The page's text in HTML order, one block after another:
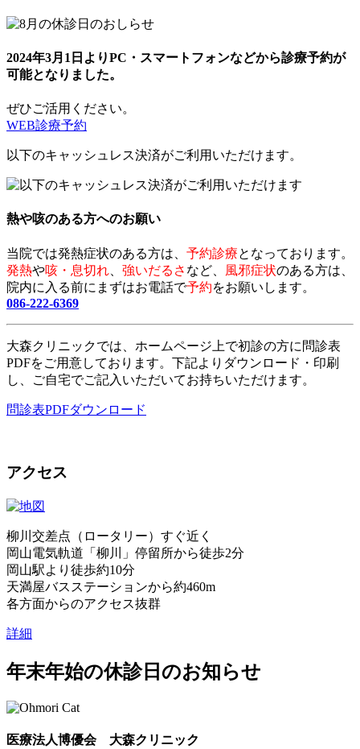
2024年3月1日よりPC・スマートフォンなどから診療予約が
可能となりました。
ぜひご活用ください。
WEB診療予約
以下のキャッシュレス決済がご利用いただけます。
熱や咳のある方へのお願い
当院では発熱症状のある方は、 予約診療となっております。
発熱や咳・息切れ 強いだるさ など、 風邪症状のある方は、
院内に入る前にまずはお電話で予約をお願いします。
086-222-6369
大森クリニックでは、ホームページ上で初診の方に問診表
PDFをご用意しております。下記よりダウンロード・印刷
し、ご自宅でご記入いただいてお持ちいただけます。
問診表PDFダウンロード
アクセス
柳川交差点（ロータリー）すぐ近く
岡山電気軌道「柳川」停留所から徒歩2分
岡山駅より徒歩約10分
天満屋バスステーションから約460m
各方面からのアクセス抜群
詳細
年末年始の休診日のお知らせ
医療法人博優会 大森クリニック